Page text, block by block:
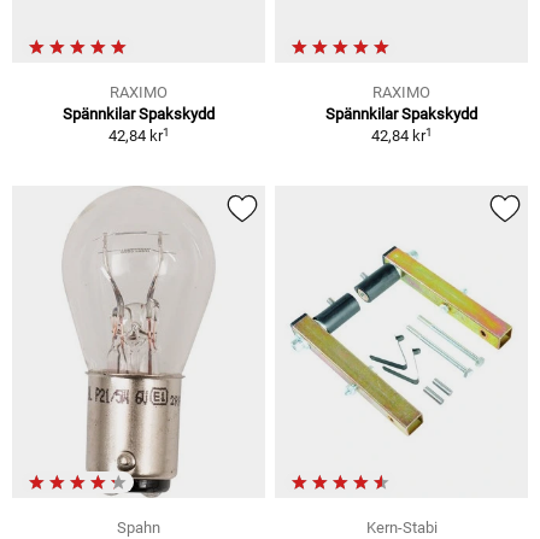
RAXIMO
Spännkilar Spakskydd
42,84 kr1
RAXIMO
Spännkilar Spakskydd
42,84 kr1
Spahn
Kern-Stabi